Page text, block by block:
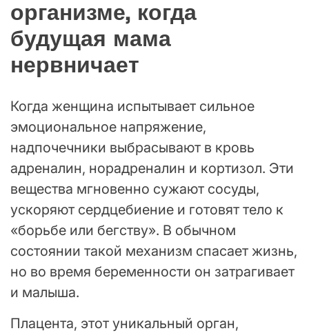
организме, когда
будущая мама
нервничает
Когда женщина испытывает сильное
эмоциональное напряжение,
надпочечники выбрасывают в кровь
адреналин, норадреналин и кортизол. Эти
вещества мгновенно сужают сосуды,
ускоряют сердцебиение и готовят тело к
«борьбе или бегству». В обычном
состоянии такой механизм спасает жизнь,
но во время беременности он затрагивает
и малыша.
Плацента, этот уникальный орган,